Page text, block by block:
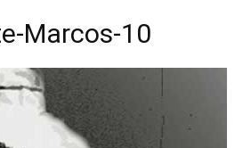
Marcos-10